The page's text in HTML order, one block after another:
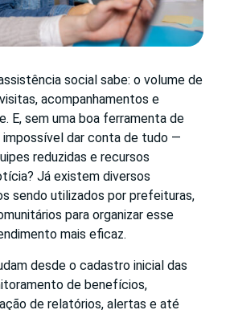
social sabe: o volume de
acompanhamentos e
E, sem uma boa ferramenta de
dar conta de tudo —
reduzidas e recursos
Já existem diversos
sendo utilizados por prefeituras,
para organizar esse
mais eficaz.
desde o cadastro inicial das
de benefícios,
de relatórios, alertas e até